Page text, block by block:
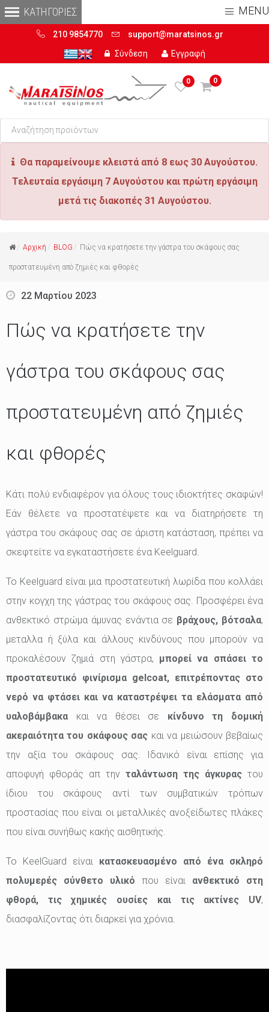
MENU
210 9854770
support@maratsinos.gr
Σύνδεση
Εγγραφή
0
0
Θα παραμείνουμε κλειστά από 8 εως 30 Αυγούστου.
Τελευταία εργάσιμη 7 Αυγούστου και πρώτη εργάσιμη
μετά τις διακοπές 31 Αυγούστου.
Αρχική BLOG Πώς να κρατήσετε την γάστρα του σκάφους σας
προστατευμένη από ζημιές και φθορές
22 Μαρτίου 2023
Πώς να κρατήσετε την
γάστρα του σκάφους σας
προστατευμένη από ζημιές
και φθορές
Κάτι πολύ ενδιαφέρον για όλους τους ιδιοκτήτες σκαφών!
Εάν θέλετε να προστατέψετε και να διατηρήσετε τη
γάστρα του σκάφους σας σε άριστη κατάσταση, πρέπει να
σκεφτείτε να εγκαταστήσετε ένα Keelguard.
Το Keelguard είναι μια προστατευτική λωρίδα που κολλάει
στην κογχη της γάστρας του σκάφους σας. Προσφέρει ένα
ανθεκτικό στρώμα άμυνας ενάντια σε βράχους, βότσαλα,
μεταλλα ή ξύλα και άλλους κινδύνους που μπορούν να
προκαλέσουν ζημιά στη γάστρα, μπορεί να σπάσει το
προστατευτικό φινίρισμα gelcoat, επιτρέποντας στο
νερό να φτάσει και να καταστρέψει τα ελάσματα από
υαλοβάμβακα και να θέσει σε κίνδυνο τη δομική
ακεραιότητα του σκάφους σας και να μειώσουν βεβαίως
την αξία του σκάφους σας. Ιδανικό είναι επίσης για
αποφυγή φθοράς απ την ταλάντωση της άγκυρας του
ίδιου του σκάφους αντί των συμβατικών τρόπων
προστασίας που είναι οι μεταλλικές ανοξείδωτες πλάκες
που είναι συνήθως κακής αισθητικής.
Το KeelGuard είναι κατασκευασμένο από ένα σκληρό
πολυμερές σύνθετο υλικό που είναι ανθεκτικό στη
φθορά, τις χημικές ουσίες και τις ακτίνες UV,
διασφαλίζοντας ότι διαρκεί για χρόνια.